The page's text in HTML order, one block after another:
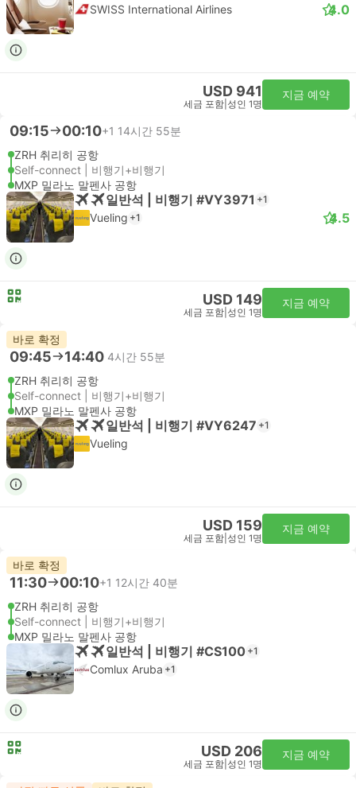
SWISS International Airlines 4.0
USD 941
세금 포함 성인 1명
지금 예약
09:15 00:10+1 14시간 55분
ZRH 취리히 공항
Self-connect | 비행기+비행기
MXP 밀라노 말펜사 공항
일반석 | 비행기 #VY3971 +1
Vueling +1 4.5
USD 149
세금 포함 성인 1명
지금 예약
바로 확정
09:45 14:40 4시간 55분
ZRH 취리히 공항
Self-connect | 비행기+비행기
MXP 밀라노 말펜사 공항
일반석 | 비행기 #VY6247 +1
Vueling
USD 159
세금 포함 성인 1명
지금 예약
바로 확정
11:30 00:10+1 12시간 40분
ZRH 취리히 공항
Self-connect | 비행기+비행기
MXP 밀라노 말펜사 공항
일반석 | 비행기 #CS100 +1
Comlux Aruba +1
USD 206
세금 포함 성인 1명
지금 예약